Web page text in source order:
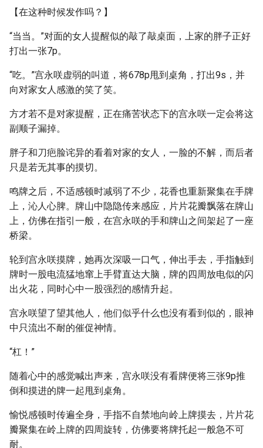
【在这种时候发作吗？】
“当当。”对面的女人提醒似的敲了敲桌面，上家的胖子正好
打出一张7p。
“吃。”宫永咲虚弱的叫道，将678p甩到桌角，打出9s，并
向对家女人感激的笑了笑。
方才若不是对家提醒，正在痛苦状态下的宫永咲一定会将这
副顺子漏掉。
胖子和刀疤脸诧异的看着对家的女人，一脸的不解，而后者
只是若无其事的摸切。
鸣牌之后，不适感顿时减弱了不少，花香也重新聚集在手牌
上，沁人心脾。牌山中隐隐传来感应，片片花瓣飘落在牌山
上，仿佛在指引一般，在宫永咲的手和牌山之间架起了一座
桥梁。
轮到宫永咲摸牌，她再次深吸一口气，伸出手去，手指触到
牌时一股电流猛地窜上手臂直达大脑，牌的四周放电似的闪
出火花，同时心中一股强烈的感情升起。
宫永咲望了望其他人，他们似乎什么也没有看到似的，眼神
中只流出不耐的催促神情。
“杠！”
随着心中的感觉喊出声来，宫永咲没有看牌便将三张9p推
倒和摸进的牌一起甩到桌角。
愉悦感顿时传遍全身，手指不自禁地向岭上牌摸去，片片花
瓣聚集在岭上牌的四周旋转，仿佛要将牌托起一般急不可
耐。